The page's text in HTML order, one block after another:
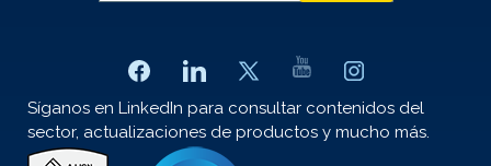
Síganos en LinkedIn para consultar contenidos del
sector, actualizaciones de productos y mucho más.